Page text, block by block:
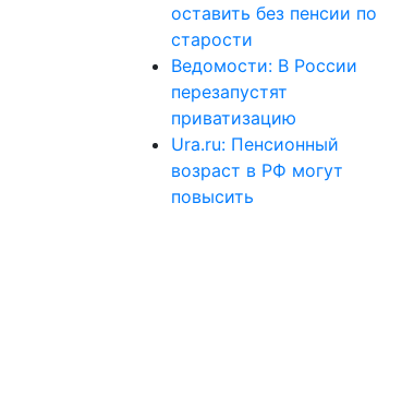
оставить без пенсии по
старости
Ведомости: В России
перезапустят
приватизацию
Ura.ru: Пенсионный
возраст в РФ могут
повысить